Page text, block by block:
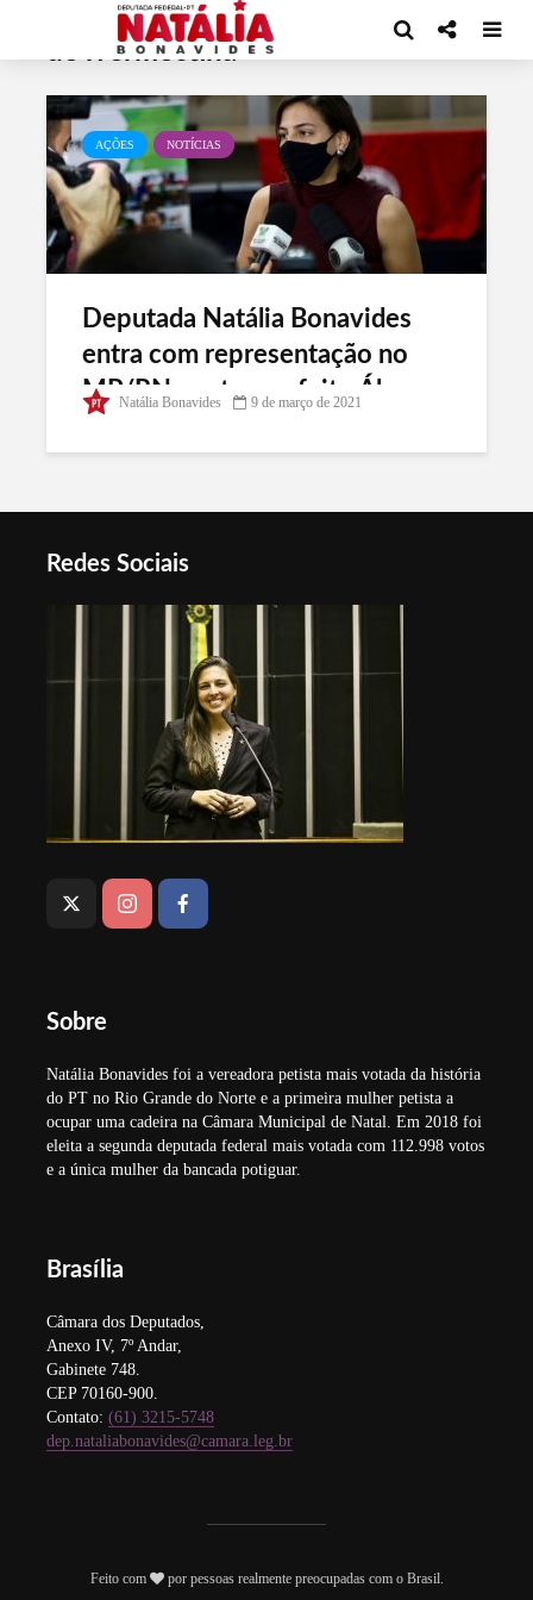
Tag - Álvaro Dias incentiva o uso
de ivermectina
AÇÕES NOTÍCIAS
Deputada Natália Bonavides
entra com representação no
MP/RN contra prefeito Álvaro
Natália Bonavides 9 de março de 2021
Redes Sociais
Sobre
Natália Bonavides foi a vereadora petista mais votada da história
do PT no Rio Grande do Norte e a primeira mulher petista a
ocupar uma cadeira na Câmara Municipal de Natal. Em 2018 foi
eleita a segunda deputada federal mais votada com 112.998 votos
e a única mulher da bancada potiguar.
Brasília
Câmara dos Deputados,
Anexo IV, 7º Andar,
Gabinete 748.
CEP 70160-900.
Contato: (61) 3215-5748
dep.nataliabonavides@camara.leg.br
Feito com por pessoas realmente preocupadas com o Brasil.